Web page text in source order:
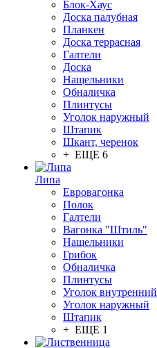
Блок-Хаус
Доска палубная
Планкен
Доска террасная
Галтели
Доска
Нащельники
Обналичка
Плинтусы
Уголок наружный
Штапик
Шкант, черенок
+ ЕЩЕ 6
Липа
Евровагонка
Полок
Галтели
Вагонка "Штиль"
Нащельники
Грибок
Обналичка
Плинтусы
Уголок внутренний
Уголок наружный
Штапик
+ ЕЩЕ 1